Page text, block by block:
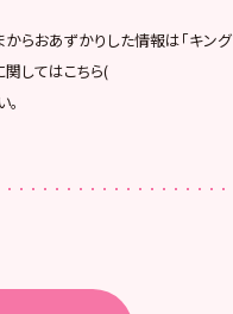
らおあずかりした情報は「キン
してはこちら(